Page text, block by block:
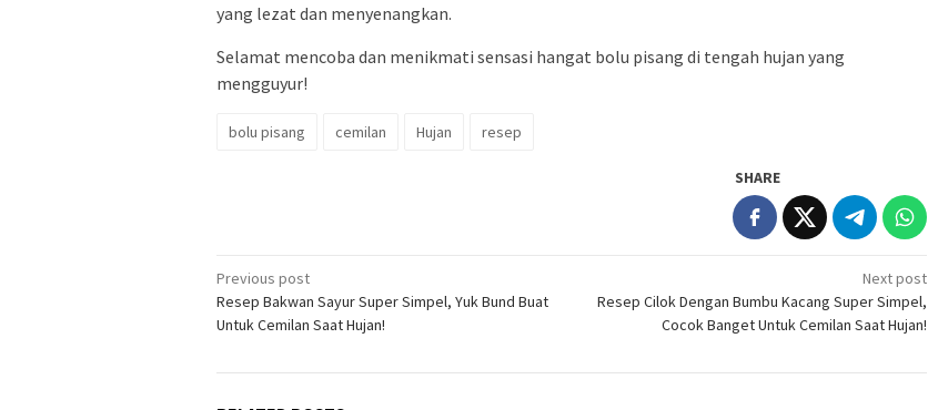
yang lezat dan menyenangkan.
Selamat mencoba dan menikmati sensasi hangat bolu pisang di tengah hujan yang
mengguyur!
bolu pisang cemilan Hujan resep
SHARE
Post
navigation
Previous post
Resep Bakwan Sayur Super Simpel, Yuk Bund Buat
Untuk Cemilan Saat Hujan!
Next post
Resep Cilok Dengan Bumbu Kacang Super Simpel,
Cocok Banget Untuk Cemilan Saat Hujan!